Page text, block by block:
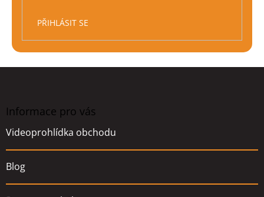
PŘIHLÁSIT SE
Z
Informace pro vás
Videoprohlídka obchodu
Blog